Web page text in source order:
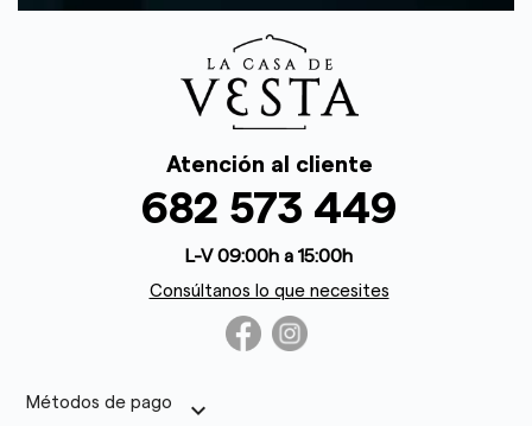
Atención al cliente
682 573 449
L-V 09:00h a 15:00h
Consúltanos lo que necesites
Métodos de pago keyboard_arrow_down